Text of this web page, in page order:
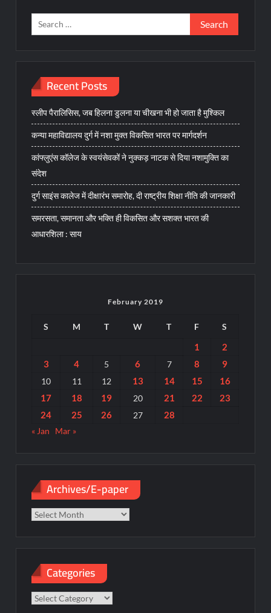
Search
for:
Recent Posts
स्लीप पैरालिसिस, जब हिलना डुलना या चीखना भी हो जाता है मुश्किल
कन्या महाविद्यालय दुर्ग में नशा मुक्त विकसित भारत पर मार्गदर्शन
कांफ्लुएंस कॉलेज के स्वयंसेवकों ने नुक्कड़ नाटक से दिया नशामुक्ति का
संदेश
दुर्ग साइंस कालेज में दीक्षारंभ समारोह, दी राष्ट्रीय शिक्षा नीति की जानकारी
समरसता, समानता और भक्ति ही विकसित और सशक्त भारत की
आधारशिला : साय
February 2019
S M T W T F S
1
2
3
4 5 6 7 8 9
10 11 12 13 14 15
16
17
18 19 20 21 22
23
24
25 26 27 28
« Jan Mar »
Archives/E-paper
Categories
Categories